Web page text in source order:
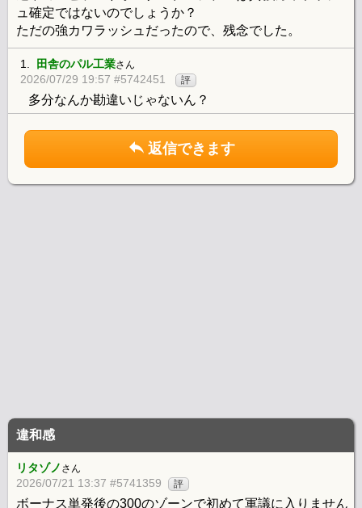
ュ確定ではないのでしょうか？
ただの強カワラッシュだったので、残念でした。
1. 田舎のパル工業さん
2026/07/29 19:57 #5742451 評
多分なんか勘違いじゃないん？
返信できます
違和感
リタゾノ さん
2026/07/21 13:37 #5741359 評
ボーナス単発後の300のゾーンで初めて軍議に入りません